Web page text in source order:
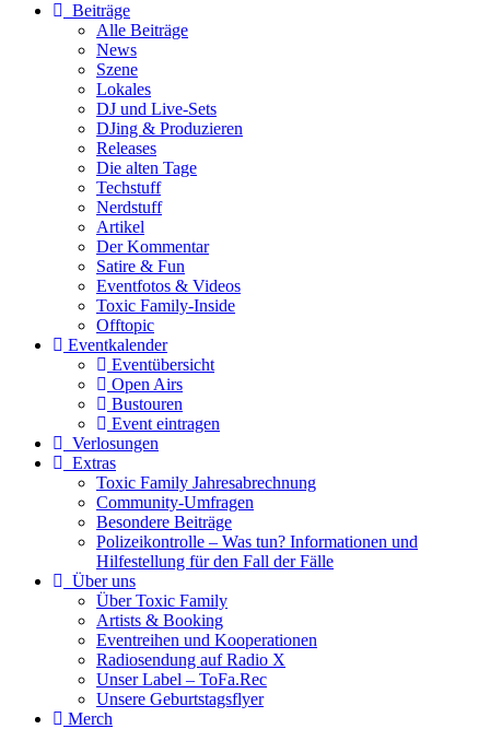
Beiträge
Alle Beiträge
News
Szene
Lokales
DJ und Live-Sets
DJing & Produzieren
Releases
Die alten Tage
Techstuff
Nerdstuff
Artikel
Der Kommentar
Satire & Fun
Eventfotos & Videos
Toxic Family-Inside
Offtopic
Eventkalender
Eventübersicht
Open Airs
Bustouren
Event eintragen
Verlosungen
Extras
Toxic Family Jahresabrechnung
Community-Umfragen
Besondere Beiträge
Polizeikontrolle – Was tun? Informationen und
Hilfestellung für den Fall der Fälle
Über uns
Über Toxic Family
Artists & Booking
Eventreihen und Kooperationen
Radiosendung auf Radio X
Unser Label – ToFa.Rec
Unsere Geburtstagsflyer
Merch